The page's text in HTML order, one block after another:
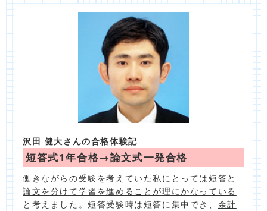
沢田 健大さんの合格体験記
短答式1年合格→論文式一発合格
働きながらの受験を考えていた私にとっては短答と
論文を分けて学習を進めることが理にかなっている
と考えました。短答受験時は短答に集中でき、 余計